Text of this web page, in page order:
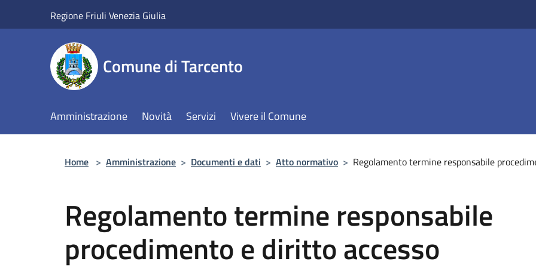
Regione Friuli Venezia Giulia
Comune di Tarcento
Amministrazione Novità Servizi Vivere il Comune
Home > Amministrazione > Documenti e dati > Atto normativo > Regolamento termine responsabile
Regolamento termine responsabile
procedimento e diritto accesso